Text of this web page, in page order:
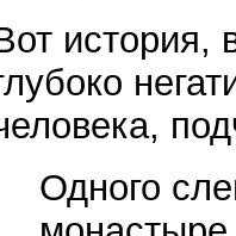
история,
Одного